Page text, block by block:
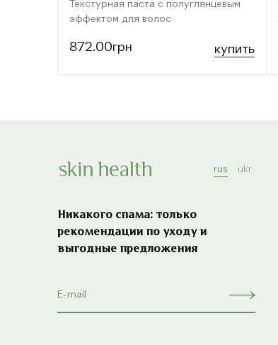
Текстурная паста с полуглянцевым
эффектом для волос
872.00грн купить
rus ukr
Никакого спама: только
рекомендации по уходу и
выгодные предложения